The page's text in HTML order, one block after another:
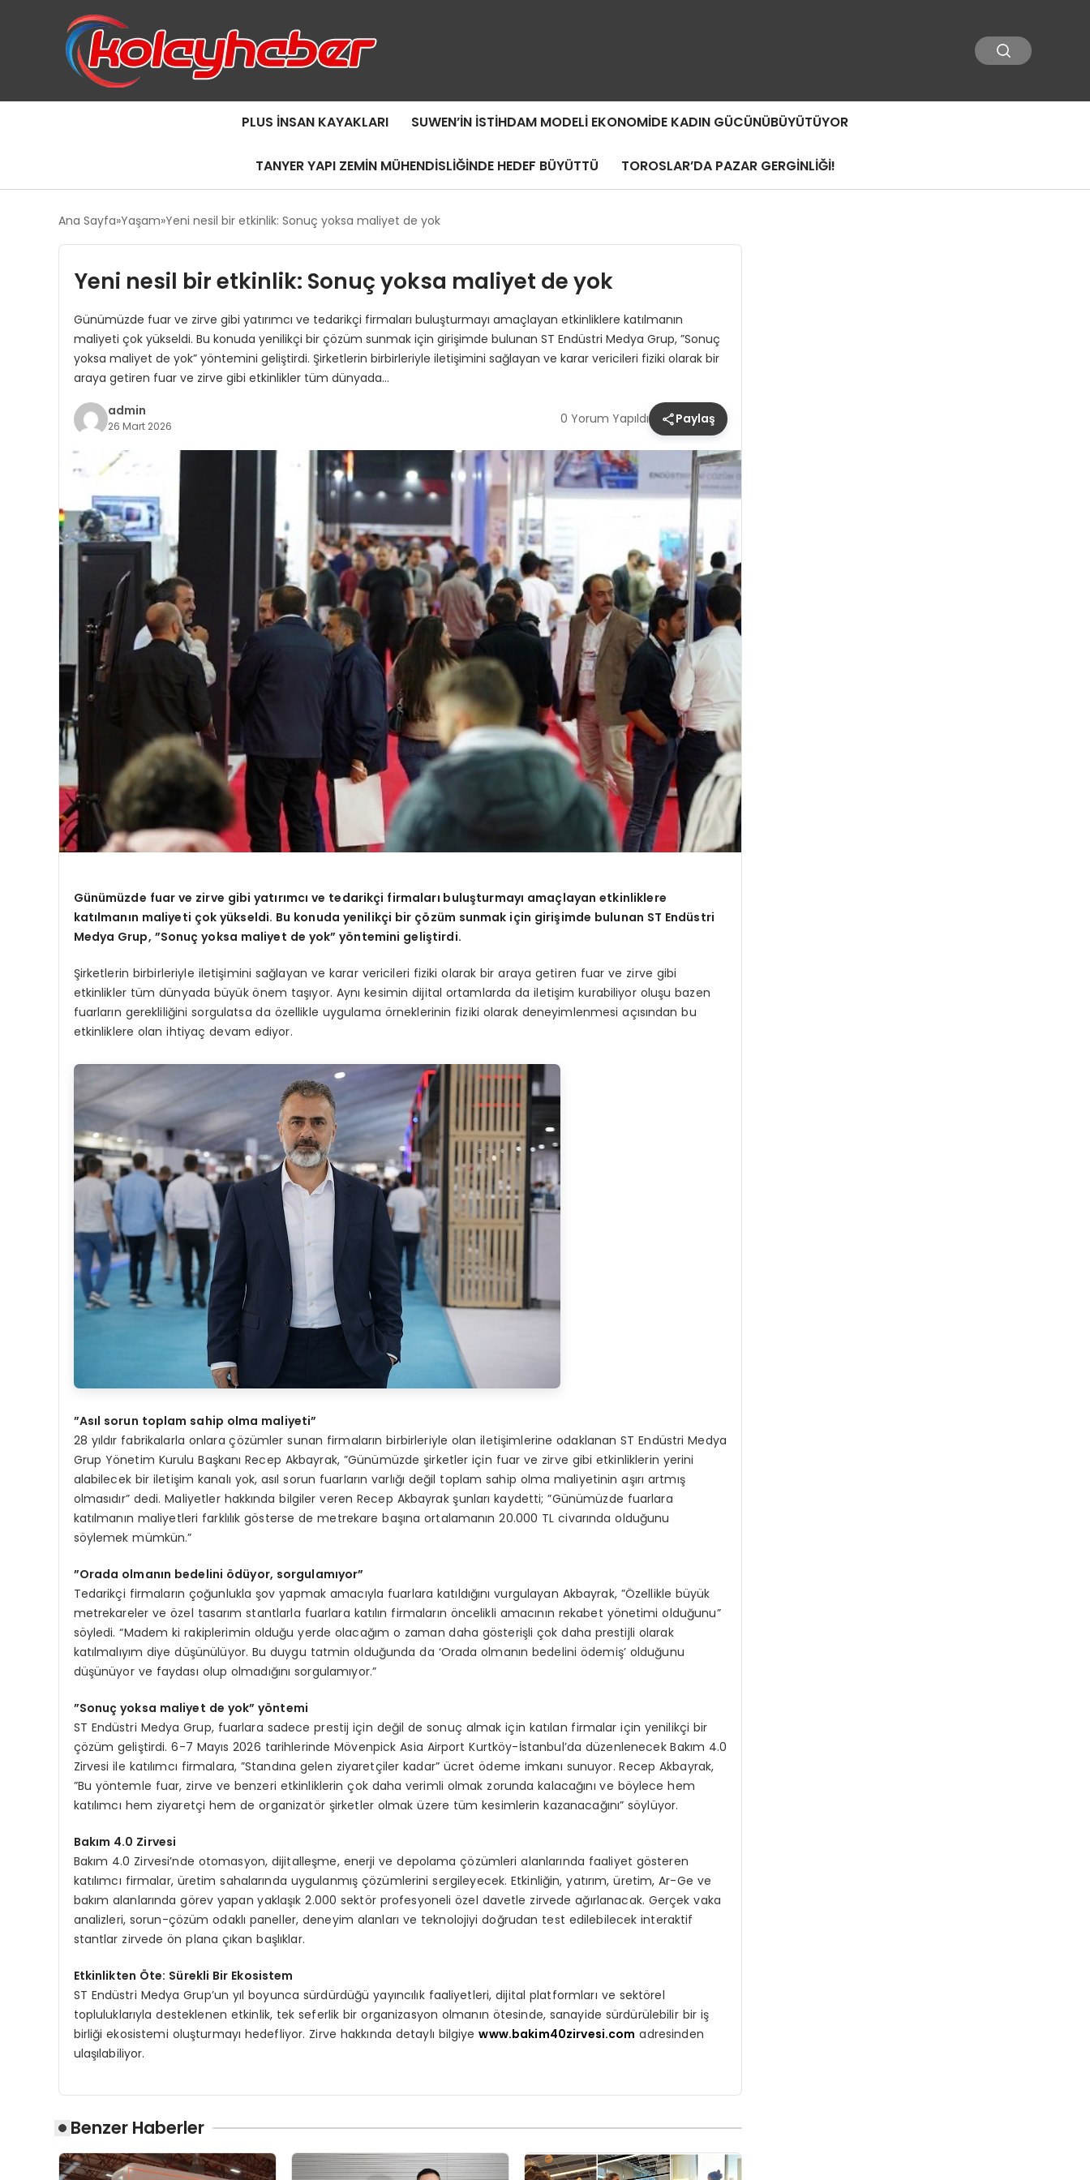
PLUS İNSAN KAYAKLARI SUWEN’IN İSTIHDAM MODELI EKONOMIDE KADIN GÜCÜNÜBÜYÜTÜYOR
TANYER YAPI ZEMIN MÜHENDISLIĞINDE HEDEF BÜYÜTTÜ TOROSLAR’DA PAZAR GERGİNLİĞİ!
Ana Sayfa Yaşam Yeni nesil bir etkinlik: Sonuç yoksa maliyet de yok
Yeni nesil bir etkinlik: Sonuç yoksa maliyet de yok
Günümüzde fuar ve zirve gibi yatırımcı ve tedarikçi firmaları buluşturmayı amaçlayan etkinliklere katılmanın
maliyeti çok yükseldi. Bu konuda yenilikçi bir çözüm sunmak için girişimde bulunan ST Endüstri Medya Grup, ”Sonuç
yoksa maliyet de yok” yöntemini geliştirdi. Şirketlerin birbirleriyle iletişimini sağlayan ve karar vericileri fiziki olarak bir
araya getiren fuar ve zirve gibi etkinlikler tüm dünyada…
admin
26 Mart 2026 0 Yorum Yapıldı Paylaş
Günümüzde fuar ve zirve gibi yatırımcı ve tedarikçi firmaları buluşturmayı amaçlayan etkinliklere
katılmanın maliyeti çok yükseldi. Bu konuda yenilikçi bir çözüm sunmak için girişimde bulunan ST Endüstri
Medya Grup, ”Sonuç yoksa maliyet de yok” yöntemini geliştirdi.
Şirketlerin birbirleriyle iletişimini sağlayan ve karar vericileri fiziki olarak bir araya getiren fuar ve zirve gibi
etkinlikler tüm dünyada büyük önem taşıyor. Aynı kesimin dijital ortamlarda da iletişim kurabiliyor oluşu bazen
fuarların gerekliliğini sorgulatsa da özellikle uygulama örneklerinin fiziki olarak deneyimlenmesi açısından bu
etkinliklere olan ihtiyaç devam ediyor.
”Asıl sorun toplam sahip olma maliyeti”
28 yıldır fabrikalarla onlara çözümler sunan firmaların birbirleriyle olan iletişimlerine odaklanan ST Endüstri Medya
Grup Yönetim Kurulu Başkanı Recep Akbayrak, ”Günümüzde şirketler için fuar ve zirve gibi etkinliklerin yerini
alabilecek bir iletişim kanalı yok, asıl sorun fuarların varlığı değil toplam sahip olma maliyetinin aşırı artmış
olmasıdır” dedi. Maliyetler hakkında bilgiler veren Recep Akbayrak şunları kaydetti; ”Günümüzde fuarlara
katılmanın maliyetleri farklılık gösterse de metrekare başına ortalamanın 20.000 TL civarında olduğunu
söylemek mümkün.”
”Orada olmanın bedelini ödüyor, sorgulamıyor”
Tedarikçi firmaların çoğunlukla şov yapmak amacıyla fuarlara katıldığını vurgulayan Akbayrak, ”Özellikle büyük
metrekareler ve özel tasarım stantlarla fuarlara katılın firmaların öncelikli amacının rekabet yönetimi olduğunu”
söyledi. “Madem ki rakiplerimin olduğu yerde olacağım o zaman daha gösterişli çok daha prestijli olarak
katılmalıyım diye düşünülüyor. Bu duygu tatmin olduğunda da ‘Orada olmanın bedelini ödemiş’ olduğunu
düşünüyor ve faydası olup olmadığını sorgulamıyor.”
”Sonuç yoksa maliyet de yok” yöntemi
ST Endüstri Medya Grup, fuarlara sadece prestij için değil de sonuç almak için katılan firmalar için yenilikçi bir
çözüm geliştirdi. 6-7 Mayıs 2026 tarihlerinde Mövenpick Asia Airport Kurtköy-İstanbul’da düzenlenecek Bakım 4.0
Zirvesi ile katılımcı firmalara, ”Standına gelen ziyaretçiler kadar” ücret ödeme imkanı sunuyor. Recep Akbayrak,
”Bu yöntemle fuar, zirve ve benzeri etkinliklerin çok daha verimli olmak zorunda kalacağını ve böylece hem
katılımcı hem ziyaretçi hem de organizatör şirketler olmak üzere tüm kesimlerin kazanacağını” söylüyor.
Bakım 4.0 Zirvesi
Bakım 4.0 Zirvesi’nde otomasyon, dijitalleşme, enerji ve depolama çözümleri alanlarında faaliyet gösteren
katılımcı firmalar, üretim sahalarında uygulanmış çözümlerini sergileyecek. Etkinliğin, yatırım, üretim, Ar-Ge ve
bakım alanlarında görev yapan yaklaşık 2.000 sektör profesyoneli özel davetle zirvede ağırlanacak. Gerçek vaka
analizleri, sorun-çözüm odaklı paneller, deneyim alanları ve teknolojiyi doğrudan test edilebilecek interaktif
stantlar zirvede ön plana çıkan başlıklar.
Etkinlikten Öte: Sürekli Bir Ekosistem
ST Endüstri Medya Grup’un yıl boyunca sürdürdüğü yayıncılık faaliyetleri, dijital platformları ve sektörel
topluluklarıyla desteklenen etkinlik, tek seferlik bir organizasyon olmanın ötesinde, sanayide sürdürülebilir bir iş
birliği ekosistemi oluşturmayı hedefliyor. Zirve hakkında detaylı bilgiyewww.bakim40zirvesi.com adresinden
ulaşılabiliyor.
Benzer Haberler